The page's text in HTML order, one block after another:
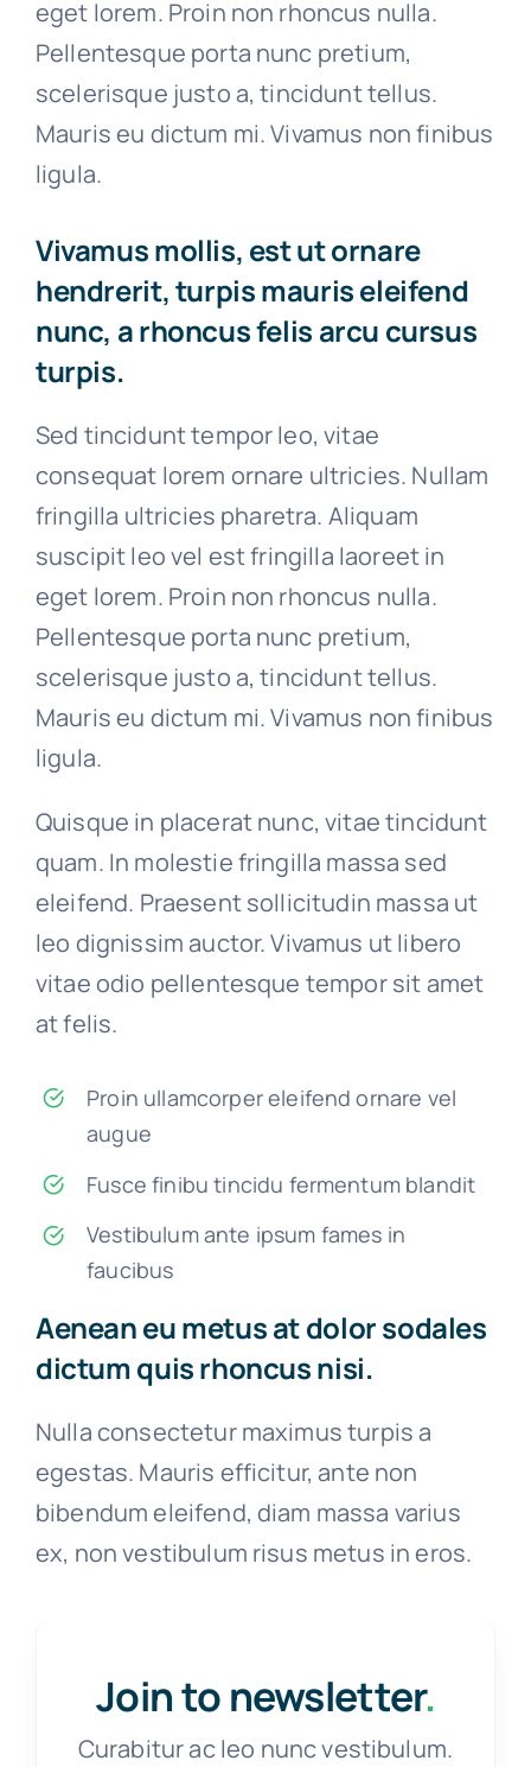
eget lorem. Proin non rhoncus nulla.
Pellentesque porta nunc pretium,
scelerisque justo a, tincidunt tellus.
Mauris eu dictum mi. Vivamus non finibus
ligula.
Vivamus mollis, est ut ornare
hendrerit, turpis mauris eleifend
nunc, a rhoncus felis arcu cursus
turpis.
Sed tincidunt tempor leo, vitae
consequat lorem ornare ultricies. Nullam
fringilla ultricies pharetra. Aliquam
suscipit leo vel est fringilla laoreet in
eget lorem. Proin non rhoncus nulla.
Pellentesque porta nunc pretium,
scelerisque justo a, tincidunt tellus.
Mauris eu dictum mi. Vivamus non finibus
ligula.
Quisque in placerat nunc, vitae tincidunt
quam. In molestie fringilla massa sed
eleifend. Praesent sollicitudin massa ut
leo dignissim auctor. Vivamus ut libero
vitae odio pellentesque tempor sit amet
at felis.
Proin ullamcorper eleifend ornare vel
augue
Fusce finibu tincidu fermentum blandit
Vestibulum ante ipsum fames in
faucibus
Aenean eu metus at dolor sodales
dictum quis rhoncus nisi.
Nulla consectetur maximus turpis a
egestas. Mauris efficitur, ante non
bibendum eleifend, diam massa varius
ex, non vestibulum risus metus in eros.
Join to newsletter.
Curabitur ac leo nunc vestibulum.